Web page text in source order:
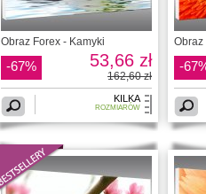
Obraz Forex - Kamyki
-67% 53,66 zł
162,60 zł
KILKA
ROZMIARÓW
Obraz
-